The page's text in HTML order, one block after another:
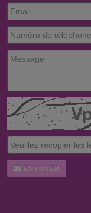
ENVOYER